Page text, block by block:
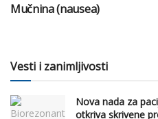
Mučnina (nausea)
Vesti i zanimljivosti
Nova nada za
otkriva skrivene